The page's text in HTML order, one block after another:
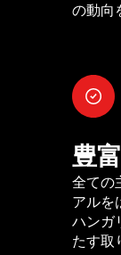
の動向
豊
全ての
アルを
ハンガ
たす取